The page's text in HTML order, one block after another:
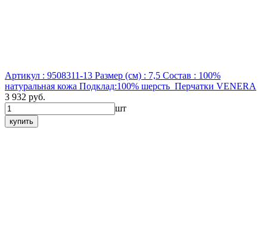
Артикул : 9508311-13 Размер (см) : 7,5 Состав : 100%
натуральная кожа Подклад:100% шерсть Перчатки VENERA
3 932 руб.
шт
купить